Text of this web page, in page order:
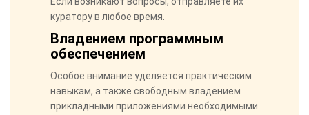
куратору в любое время.
Владением программным
обеспечением
Особое внимание уделяется практическим
навыкам, а также свободным владением
прикладными приложениями необходимыми